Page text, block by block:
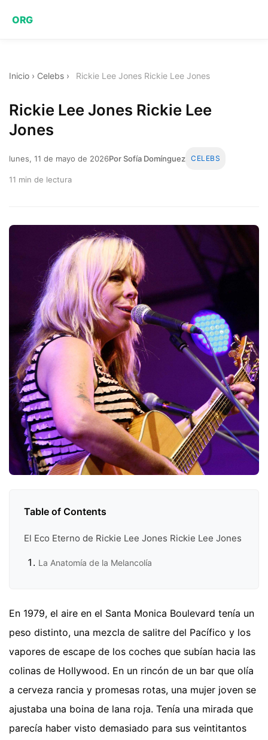
ORG
Inicio › Celebs › Rickie Lee Jones Rickie Lee Jones
Rickie Lee Jones Rickie Lee
Jones
lunes, 11 de mayo de 2026Por Sofía Domínguez CELEBS
11 min de lectura
Table of Contents
El Eco Eterno de Rickie Lee Jones Rickie Lee Jones
La Anatomía de la Melancolía
En 1979, el aire en el Santa Monica Boulevard tenía un
peso distinto, una mezcla de salitre del Pacífico y los
vapores de escape de los coches que subían hacia las
colinas de Hollywood. En un rincón de un bar que olía
a cerveza rancia y promesas rotas, una mujer joven se
ajustaba una boina de lana roja. Tenía una mirada que
parecía haber visto demasiado para sus veintitantos